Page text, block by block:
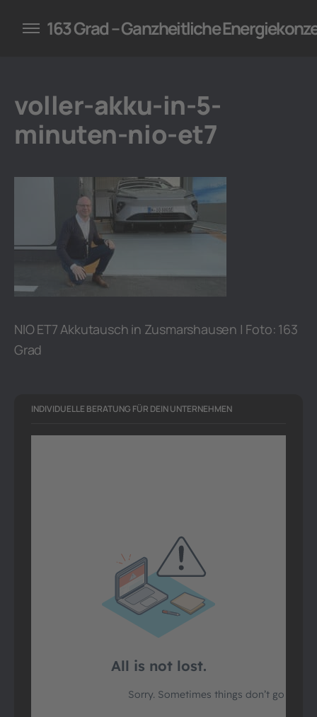
für Unternehmen
163 Grad – Ganzheitliche
voller-akku-in-5-
minuten-nio-et7
NIO ET7 Akkutausch in Zusmarshausen | Foto: 163
Grad
INDIVIDUELLE BERATUNG FÜR DEIN UNTERNEHMEN